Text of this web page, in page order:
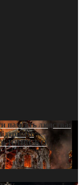
пам’ять людства:
в ЮНЕСКО